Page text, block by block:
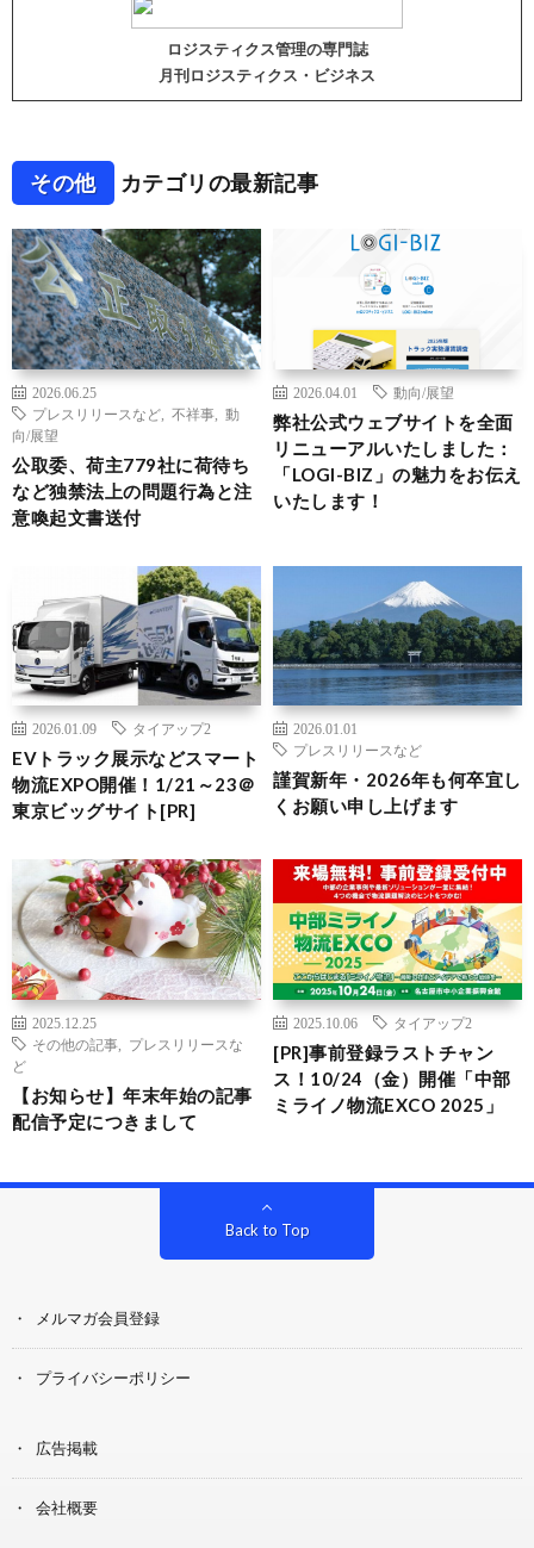
ロジスティクス管理の専門誌
月刊ロジスティクス・ビジネス
その他 カテゴリの最新記事
2026.06.25
プレスリリースなど
不祥事
動
向/展望
公取委、荷主779社に荷待ち
など独禁法上の問題行為と注
意喚起文書送付
2026.04.01 動向/展望
弊社公式ウェブサイトを全面
リニューアルいたしました：
「LOGI-BIZ」の魅力をお伝え
いたします！
2026.01.09 タイアップ2
EVトラック展示などスマート
物流EXPO開催！1/21～23＠
東京ビッグサイト[PR]
2026.01.01
プレスリリースなど
謹賀新年・2026年も何卒宜し
くお願い申し上げます
2025.12.25
その他の記事
プレスリリースな
ど
【お知らせ】年末年始の記事
配信予定につきまして
2025.10.06 タイアップ2
[PR]事前登録ラストチャン
ス！10/24（金）開催「中部
ミライノ物流EXCO 2025」
Back to Top
メルマガ会員登録
プライバシーポリシー
広告掲載
会社概要